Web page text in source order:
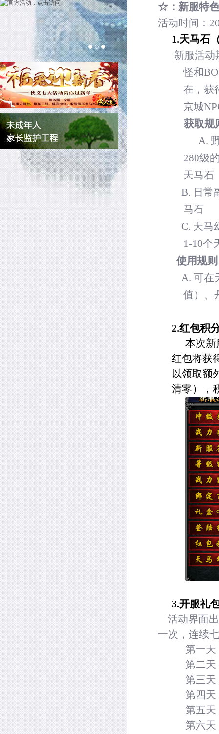
☆：新服特
活动时间：
1.天马石
新服活动
怪和
在，获
京城
获取规
A.
280级
天马石
B. 日常
马石
C. 天马
1-10个
使用规则
A. 可在
值）、
2.红包积
本次新
红包将获
以领取额
清零），
3.开服礼
活动界面出
一次，连续
第一
第二天
第三天
第四天
第五天
第六天